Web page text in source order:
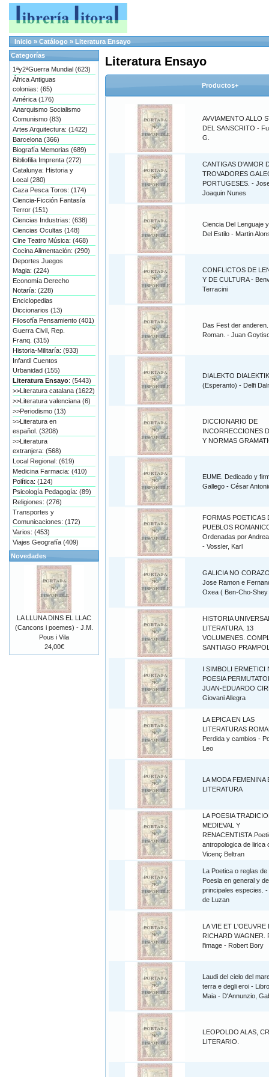
Inicio » Catálogo » Literatura Ensayo
Literatura Ensayo
Productos+
AVVIAMENTO ALLO
DEL SANSCRITO -
G.
CANTIGAS D'AMOR
TROVADORES
PORTUGESES. -
Joaquin Nunes
Ciencia Del Lenguaje
Del Estilo - Martin
CONFLICTOS DE
Y DE CULTURA -
Terracini
Das Fest der anderen.
Roman. - Juan
DIALEKTO
(Esperanto) - Delfi
DICCIONARIO DE
INCORRECCIONES
Y NORMAS
EUME. Dedicado y
Gallego - César
FORMAS POETICAS
PUEBLOS
Ordenadas por
- Vossler, Karl
GALICIA NO
Jose Ramon e
Oxea ( Ben-Cho-Shey
HISTORIA
LITERATURA. 13
VOLUMENES.
SANTIAGO
I SIMBOLI ERMETICI
POESIA
JUAN-EDUARDO
Giovani Allegra
LA EPICA EN LAS
LITERATURAS
Perdida y cambios -
Leo
LA MODA FEMENINA
LITERATURA
LA POESIA
MEDIEVAL Y
antropologica de lirica
Vicenç Beltran
La Poetica o reglas de
Poesia en general y
principales especies. -
de Luzan
LA VIE ET L'OEUVRE
RICHARD WAGNER.
l'image - Robert Bory
Laudi del cielo del
terra e degli eroi -
Maia - D'Annunzio,
LEOPOLDO ALAS,
LITERARIO.
Categorías
1ªy2ªGuerra Mundial (623)
África Antiguas
colonias: (65)
América (176)
Anarquismo Socialismo
Comunismo (83)
Artes Arquitectura: (1422)
Barcelona (366)
Biografía Memorias (689)
Bibliofilia Imprenta (272)
Catalunya: Historia y
Local (280)
Caza Pesca Toros: (174)
Ciencia-Ficción Fantasía
Terror (151)
Ciencias Industrias: (638)
Ciencias Ocultas (148)
Cine Teatro Música: (468)
Cocina Alimentación: (290)
Deportes Juegos
Magia: (224)
Economía Derecho
Notaría: (228)
Enciclopedias
Diccionarios (13)
Filosofía Pensamiento (401)
Guerra Civil, Rep.
Franq. (315)
Historia-Militaría: (933)
Infantil Cuentos
Urbanidad (155)
Literatura Ensayo: (5443)
>>Literatura catalana (1622)
>>Literatura valenciana (6)
>>Periodismo (13)
>>Literatura en
español. (3208)
>>Literatura
extranjera: (568)
Local Regional: (619)
Medicina Farmacia: (410)
Política: (124)
Psicología Pedagogía: (89)
Religiones: (276)
Transportes y
Comunicaciones: (172)
Varios: (453)
Viajes Geografía (409)
Novedades
LA LLUNA DINS EL LLAC
(Cancons i poemes) - J.M.
Pous i Vila
24,00€